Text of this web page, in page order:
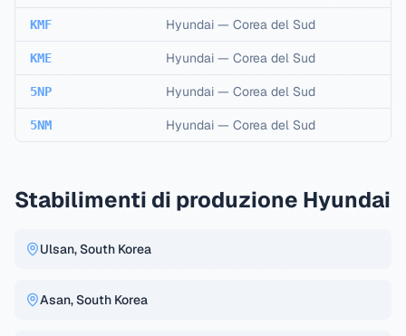
KMF Hyundai — Corea del Sud
KME Hyundai — Corea del Sud
5NP Hyundai — Corea del Sud
5NM Hyundai — Corea del Sud
Stabilimenti di produzione Hyundai
Ulsan, South Korea
Asan, South Korea